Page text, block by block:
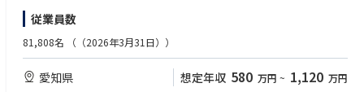
リスクをいち早く捉え、組織の質向上へとつなげています。
今回募集するポジションでは、主に「製品法規対応」の観点から監査を担
っていただきます。製品の開発から製造に至るプロセス全体を対象に、関
係法令や社内規定への適合状況を客観的に検証し、適切な品質を確保する
ための仕組みが正しく機能しているかを確認する、重要な役割です。
■歓迎スキル：
・内部監査の専門的なスキルをお持ちの方
・製造業において品質保証、品質管理、品質企画等の業務経験をお持ちの
従業員数
81,808名 （（2026年3月31日））
愛知県 想定年収 580 万円 ~ 1,120 万円